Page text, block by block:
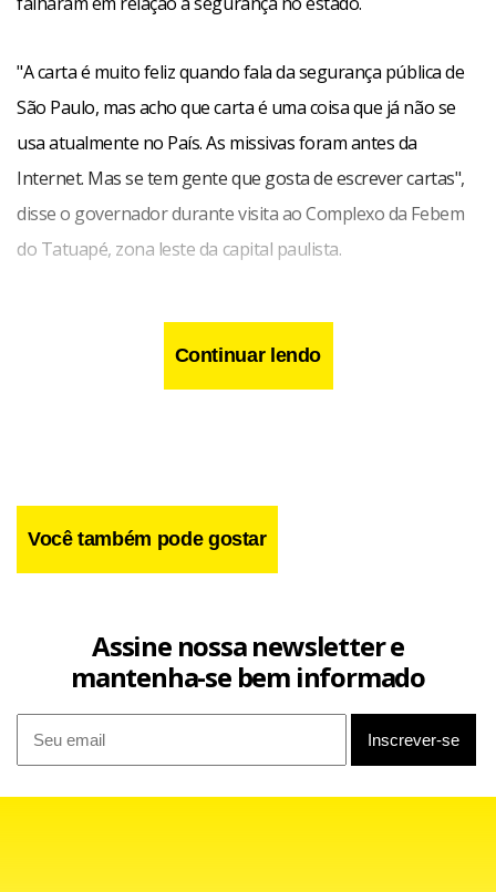
"A carta é muito feliz quando fala da segurança pública de
São Paulo, mas acho que carta é uma coisa que já não se
usa atualmente no País. As missivas foram antes da
Internet. Mas se tem gente que gosta de escrever cartas",
disse o governador durante visita ao Complexo da Febem
do Tatuapé, zona leste da capital paulista.
Dirigida aos militantes e simpatizantes do PSDB, a carta,
publicada no site do partido em 7 de setembro, cobrou
Continuar lendo
Você também pode gostar
Assine nossa newsletter e
mantenha-se bem informado